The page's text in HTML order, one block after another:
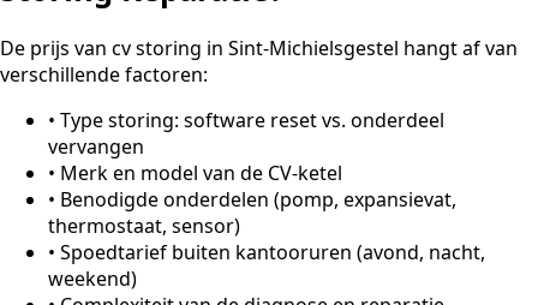
De prijs van cv storing in Sint-Michielsgestel hangt af van
verschillende factoren:
• Type storing: software reset vs. onderdeel
vervangen
• Merk en model van de CV-ketel
• Benodigde onderdelen (pomp, expansievat,
thermostaat, sensor)
• Spoedtarief buiten kantooruren (avond, nacht,
weekend)